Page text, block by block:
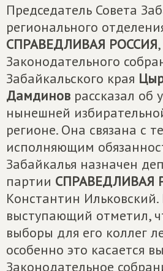
Председатель Совета
регионального
СПРАВЕДЛИВАЯ РОССИЯ
Законодательного
Забайкальского края
Дамдинов рассказал об
нынешней
регионе. Она связана с
исполняющим
Забайкалья назначен
партии СПРАВЕДЛИВАЯ
Константин
выступающий отметил,
выборы для его коллег
особенно это касается
Законодательное